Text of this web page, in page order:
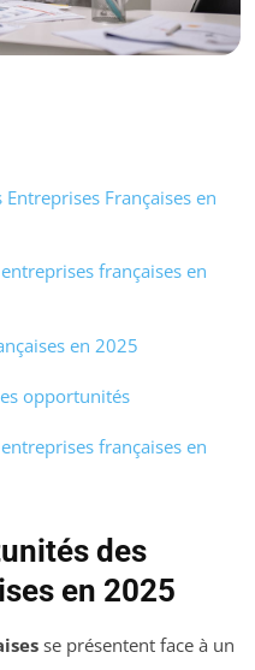
Françaises en
françaises en
en 2025
opportunités
françaises en
des
en 2025
se présentent face à un